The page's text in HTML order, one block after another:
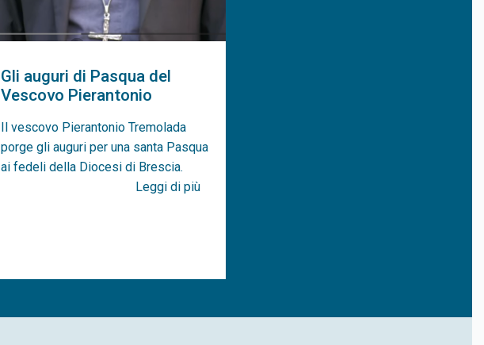
Gli auguri di Pasqua del
Vescovo Pierantonio
Il vescovo Pierantonio Tremolada
porge gli auguri per una santa Pasqua
ai fedeli della Diocesi di Brescia.
Leggi di più